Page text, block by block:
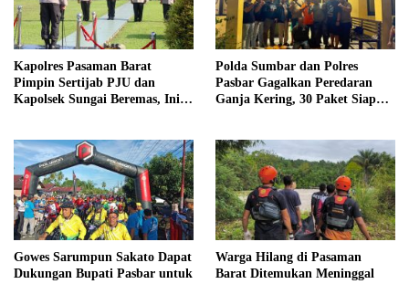
Kapolres Pasaman Barat
Pimpin Sertijab PJU dan
Kapolsek Sungai Beremas, Ini
Polda Sumbar dan Polres
Pasbar Gagalkan Peredaran
Ganja Kering, 30 Paket Siap
Gowes Sarumpun Sakato Dapat
Dukungan Bupati Pasbar untuk
Warga Hilang di Pasaman
Barat Ditemukan Meninggal